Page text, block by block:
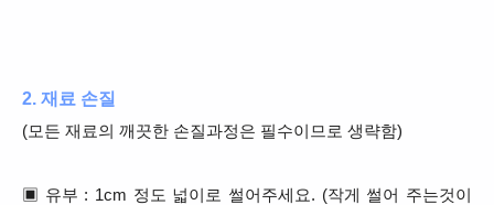
2. 재료 손질
(모든 재료의 깨끗한 손질과정은 필수이므로 생략함)
▣ 유부 : 1cm 정도 넓이로 썰어주세요. (작게 썰어 주는것이